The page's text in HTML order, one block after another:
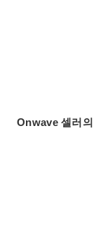
Onwave 셀러의